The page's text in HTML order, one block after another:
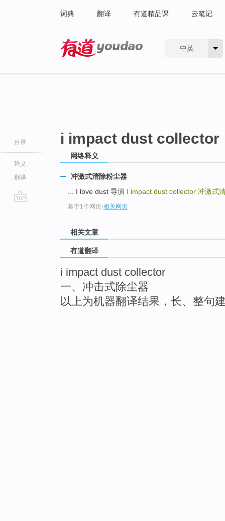
词典 翻译 有道精品课 云笔记
中英
目录
释义
翻译
i impact dust collector
网络释义
冲激式清除粉尘器
... I love dust 导演 I impact dust collector 冲激式
基于1个网页-相关网页
相关文章
有道翻译
i impact dust collector
一、冲击式除尘器
以上为机器翻译结果，长、整句